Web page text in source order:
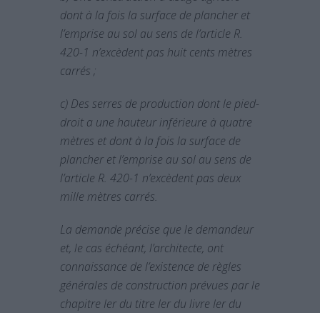
dont à la fois la surface de plancher et
l’emprise au sol au sens de l’article R.
420-1 n’excèdent pas huit cents mètres
carrés ;
c) Des serres de production dont le pied-
droit a une hauteur inférieure à quatre
mètres et dont à la fois la surface de
plancher et l’emprise au sol au sens de
l’article R. 420-1 n’excèdent pas deux
mille mètres carrés.
La demande précise que le demandeur
et, le cas échéant, l’architecte, ont
connaissance de l’existence de règles
générales de construction prévues par le
chapitre Ier du titre Ier du livre Ier du